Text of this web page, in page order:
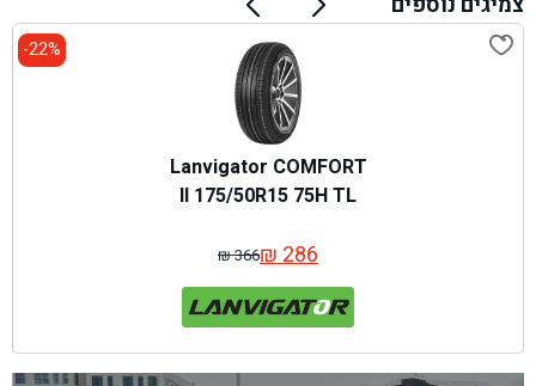
22%-
Lanvigator COMFORT
II 175/50R15 75H TL
₪366
המחיר
המקורי
היה:
₪ 366.
₪286 המחיר
הנוכחי
הוא:
₪ 286.